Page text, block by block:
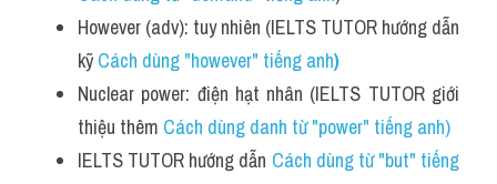
However (adv): tuy nhiên (IELTS TUTOR hướng dẫn
kỹ Cách dùng "however" tiếng anh)
Nuclear power: điện hạt nhân (IELTS TUTOR giới
thiệu thêm Cách dùng danh từ "power" tiếng anh)
IELTS TUTOR hướng dẫn Cách dùng từ "but" tiếng